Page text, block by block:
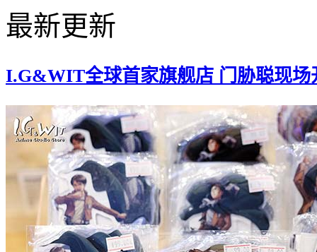
最新更新
I.G&WIT全球首家旗舰店 门胁聪现场